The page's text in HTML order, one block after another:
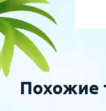
Похожие